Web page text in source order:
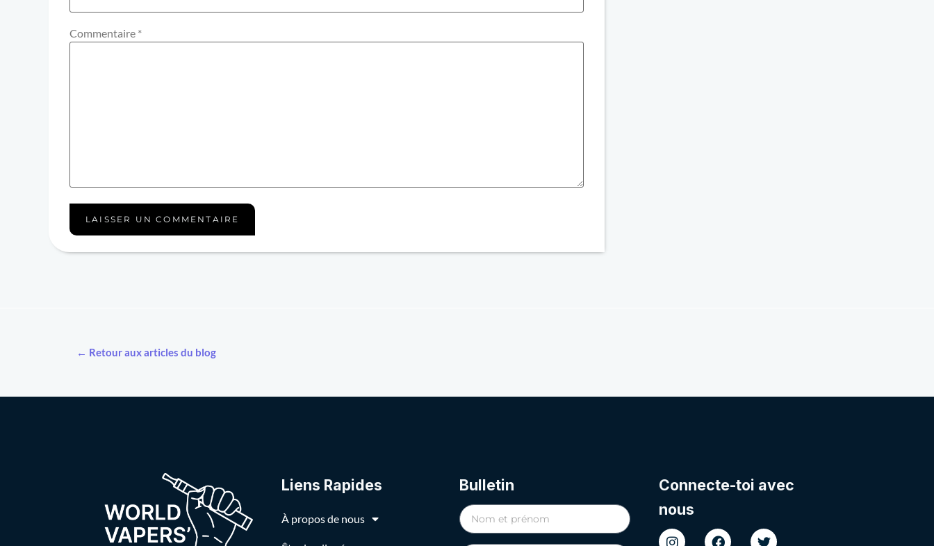
Commentaire *
← Retour aux articles du blog
Liens Rapides
À propos de nous
Bulletin
Connecte-toi avec
nous